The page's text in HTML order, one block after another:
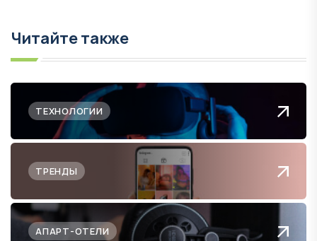
Читайте также
ТЕХНОЛОГИИ
ТРЕНДЫ
АПАРТ-ОТЕЛИ